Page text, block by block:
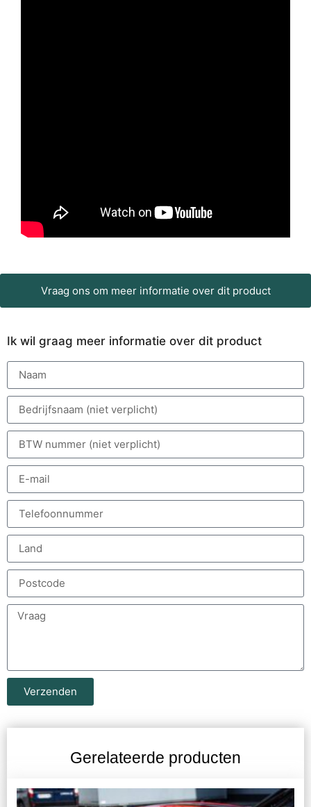
Vraag ons om meer informatie over dit product
Ik wil graag meer informatie over dit product
Verzenden
Gerelateerde producten